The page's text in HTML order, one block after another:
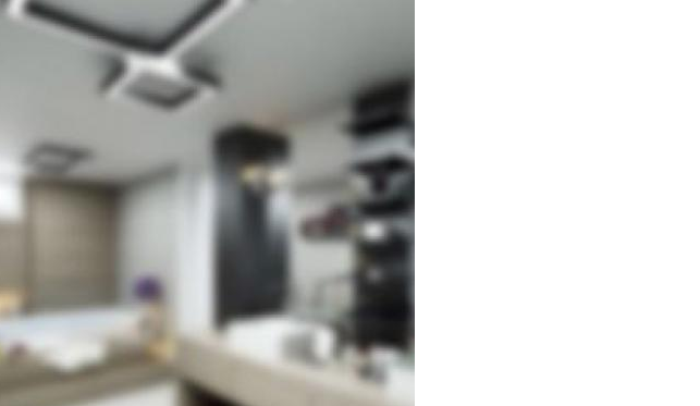
в обмазке
Хранение в прохладном